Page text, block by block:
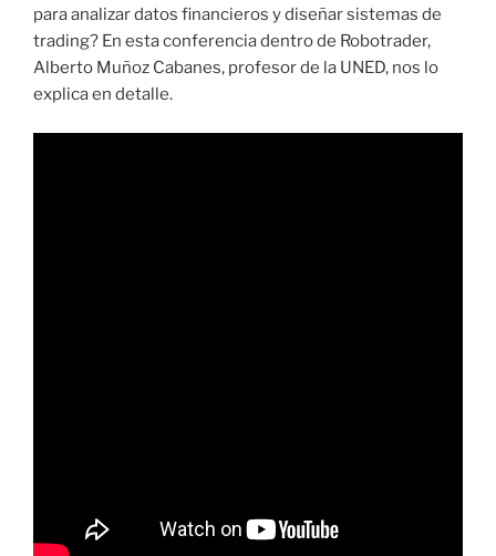
para analizar datos financieros y diseñar sistemas de
trading? En esta conferencia dentro de Robotrader,
Alberto Muñoz Cabanes, profesor de la UNED, nos lo
explica en detalle.